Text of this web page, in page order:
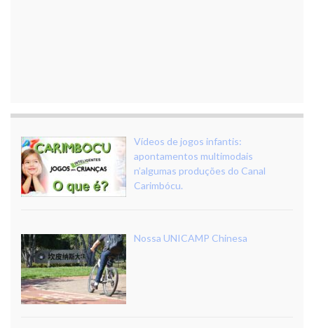
Vídeos de jogos infantis:
apontamentos multimodais
n’algumas produções do Canal
Carimbócu.
Nossa UNICAMP Chinesa